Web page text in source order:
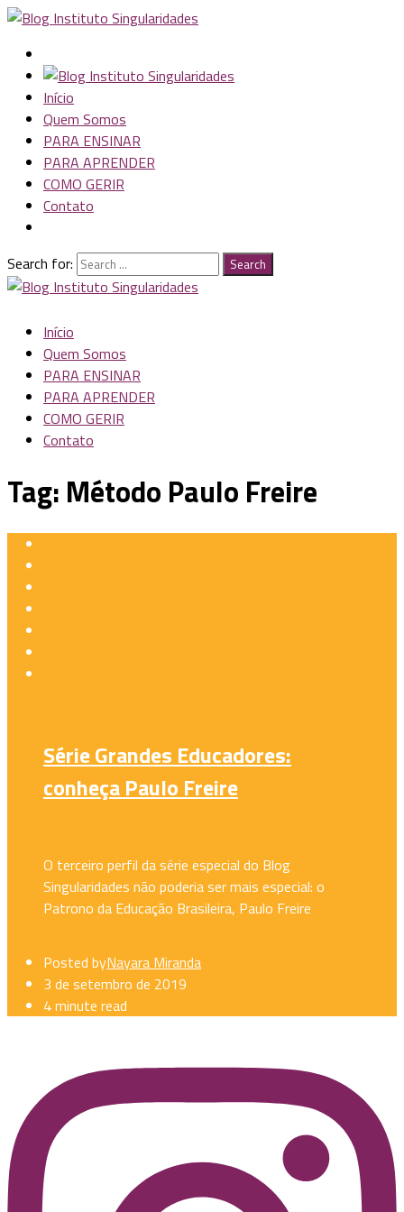
Início
Quem Somos
PARA ENSINAR
PARA APRENDER
COMO GERIR
Contato
Search for: Search
Início
Quem Somos
PARA ENSINAR
PARA APRENDER
COMO GERIR
Contato
Tag: Método Paulo Freire
Série Grandes Educadores:
conheça Paulo Freire
O terceiro perfil da série especial do Blog
Singularidades não poderia ser mais especial: o
Patrono da Educação Brasileira, Paulo Freire
Posted byNayara Miranda
3 de setembro de 2019
4 minute read